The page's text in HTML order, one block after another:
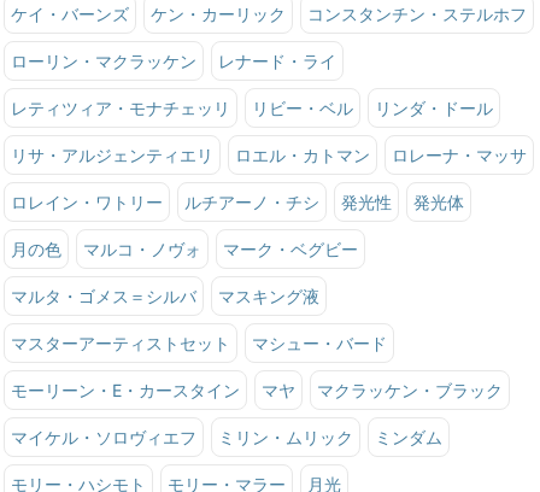
ケイ・バーンズ ケン・カーリック コンスタンチン・ステルホフ
ローリン・マクラッケン レナード・ライ
レティツィア・モナチェッリ リビー・ベル リンダ・ドール
リサ・アルジェンティエリ ロエル・カトマン ロレーナ・マッサ
ロレイン・ワトリー ルチアーノ・チシ 発光性 発光体
月の色 マルコ・ノヴォ マーク・ベグビー
マルタ・ゴメス＝シルバ マスキング液
マスターアーティストセット マシュー・バード
モーリーン・E・カースタイン マヤ マクラッケン・ブラック
マイケル・ソロヴィエフ ミリン・ムリック ミンダム
モリー・ハシモト モリー・マラー 月光